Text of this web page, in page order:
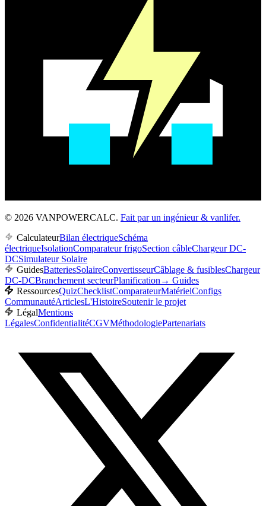
© 2026 VANPOWERCALC. Fait par un ingénieur & vanlifer.
CalculateurBilan électriqueSchéma
électriqueIsolationComparateur frigoSection câbleChargeur DC-
DCSimulateur Solaire
GuidesBatteriesSolaireConvertisseurCâblage & fusiblesChargeur
DC-DCBranchement secteurPlanification → Guides
RessourcesQuizChecklistComparateurMatérielConfigs
CommunautéArticlesL'HistoireSoutenir le projet
LégalMentions
LégalesConfidentialitéCGVMéthodologiePartenariats